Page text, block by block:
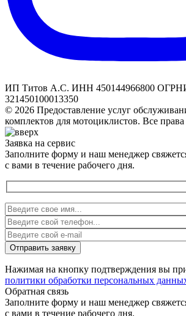
ИП Титов А.С. ИНН 450144966800
321450100013350
© 2026 Предоставление услуг
комплектов для мотоциклистов. Все
Заявка на сервис
Заполните форму и наш менеджер
с вами в течение рабочего дня.
Нажимая на кнопку подтверждения вы
политики обработки персональных
Обратная связь
Заполните форму и наш менеджер
с вами в течение рабочего дня.